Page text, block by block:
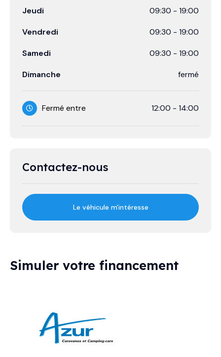
Jeudi 09:30 - 19:00
Vendredi 09:30 - 19:00
Samedi 09:30 - 19:00
Dimanche fermé
Fermé entre 12:00 - 14:00
Contactez-nous
Le véhicule m'intéresse
Simuler votre financement